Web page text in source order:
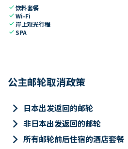
check饮料套餐
checkWi-Fi
check 岸上观光行程
checkSPA
公主邮轮取消政策
keyboard_arrow_right 日本出发返回的邮轮
keyboard_arrow_right 非日本出发返回的邮轮
keyboard_arrow_right 所有邮轮前后住宿的酒店套餐